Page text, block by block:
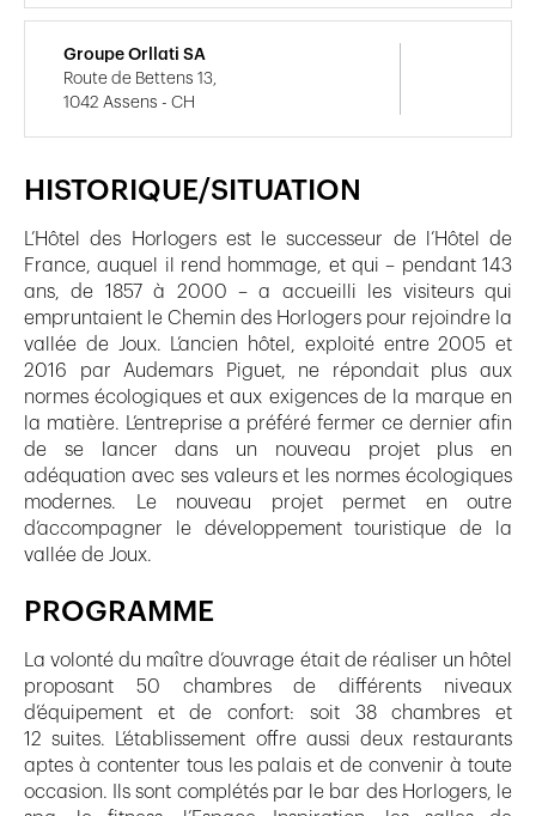
HISTORIQUE/SITUATION
L’Hôtel des Horlogers est le successeur de l’Hôtel de
France, auquel il rend hommage, et qui – pendant 143
ans, de 1857 à 2000 – a accueilli les visiteurs qui
empruntaient le Chemin des Horlogers pour rejoindre la
vallée de Joux. L’ancien hôtel, exploité entre 2005 et
2016 par Audemars Piguet, ne répondait plus aux
normes écologiques et aux exigences de la marque en
la matière. L’entreprise a préféré fermer ce dernier afin
de se lancer dans un nouveau projet plus en
adéquation avec ses valeurs et les normes écologiques
modernes. Le nouveau projet permet en outre
d’accompagner le développement touristique de la
vallée de Joux.
PROGRAMME
La volonté du maître d’ouvrage était de réaliser un hôtel
proposant 50 chambres de différents niveaux
d’équipement et de confort: soit 38 chambres et
12 suites. L’établissement offre aussi deux restaurants
aptes à contenter tous les palais et de convenir à toute
occasion. Ils sont complétés par le bar des Horlogers, le
Groupe Orllati SA
Route de Bettens 13,
1042 Assens - CH